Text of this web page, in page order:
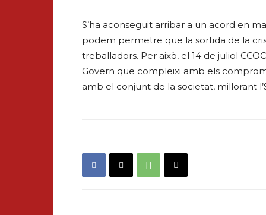
S’ha aconseguit arribar a un acord en
podem permetre que la sortida de la
treballadors. Per això, el 14 de juliol
Govern que compleixi amb els
amb el conjunt de la societat, millorant